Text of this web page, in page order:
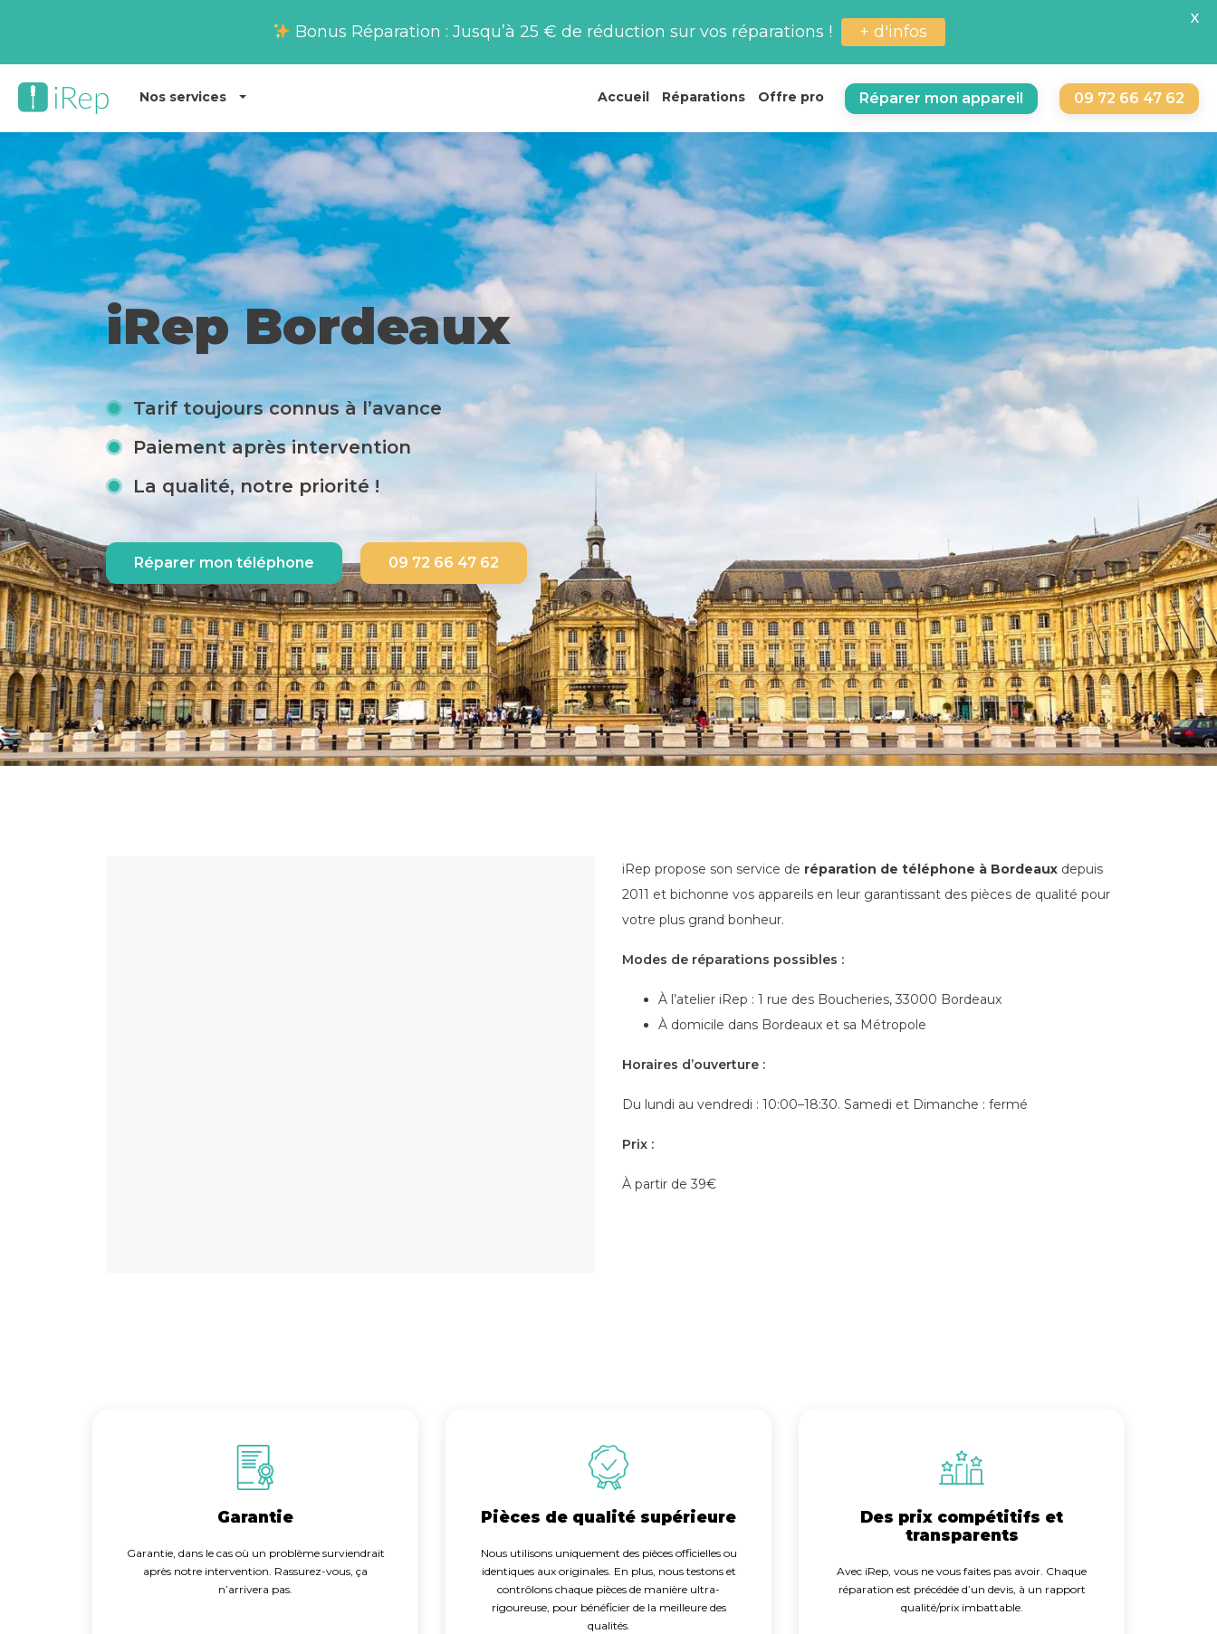
Nos services Accueil Réparations Offre pro Réparer mon appareil 09 72 66 47 62
iRep Bordeaux
Tarif toujours connus à l’avance
Paiement après intervention
La qualité, notre priorité !
Réparer mon téléphone 09 72 66 47 62
iRep propose son service de réparation de téléphone à Bordeaux depuis
2011 et bichonne vos appareils en leur garantissant des pièces de qualité pour
votre plus grand bonheur.
Modes de réparations possibles :
À l’atelier iRep : 1 rue des Boucheries, 33000 Bordeaux
À domicile dans Bordeaux et sa Métropole
Horaires d’ouverture :
Du lundi au vendredi : 10:00–18:30. Samedi et Dimanche : fermé
Prix :
À partir de 39€
Garantie
Garantie, dans le cas où un problème surviendrait
après notre intervention. Rassurez-vous, ça
n’arrivera pas.
Pièces de qualité supérieure
Nous utilisons uniquement des pièces officielles ou
identiques aux originales. En plus, nous testons et
contrôlons chaque pièces de manière ultra-
rigoureuse, pour bénéficier de la meilleure des
qualités.
Des prix compétitifs et
transparents
Avec iRep, vous ne vous faites pas avoir. Chaque
réparation est précédée d’un devis, à un rapport
qualité/prix imbattable.
Bonus Réparation : Jusqu’à 25 € de réduction sur vos réparations ! + d'infos
X